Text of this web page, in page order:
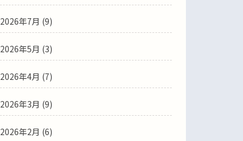
2026年7月 (9)
2026年5月 (3)
2026年4月 (7)
2026年3月 (9)
2026年2月 (6)